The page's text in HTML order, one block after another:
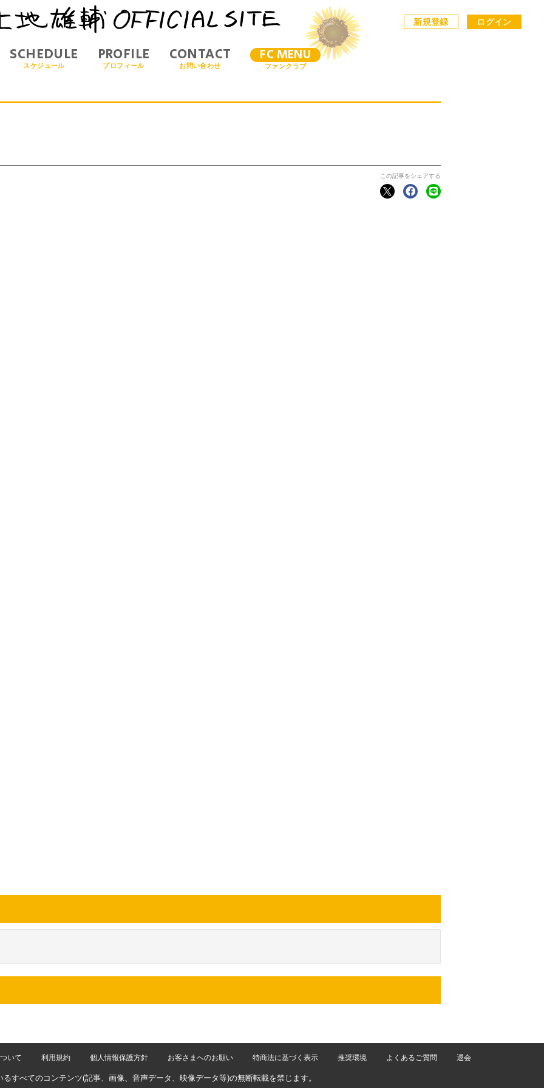
新規登録 ログイン
スケジュール
SCHEDULE
プロフィール
PROFILE
お問い合わせ
CONTACT FC MENU
ファンクラブ
いて 利用規約 個人情報保護方針 お客さまへのお願い 特商法に基づく表示 推奨環境 よくあるご質問 退会
るすべてのコンテンツ(記事、画像、音声データ、映像データ等)の無断転載を禁じます。